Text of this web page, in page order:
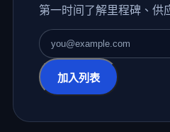
第一时间了解里程碑、供
电子邮件地址
加入列表